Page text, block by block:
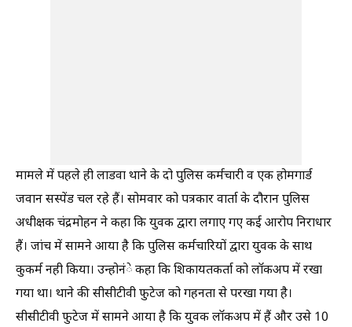
मामले में पहले ही लाडवा थाने के दो पुलिस कर्मचारी व एक होमगार्ड
जवान सस्पेंड चल रहे हैं। सोमवार को पत्रकार वार्ता के दौरान पुलिस
अधीक्षक चंद्रमोहन ने कहा कि युवक द्वारा लगाए गए कई आरोप निराधार
हैं। जांच में सामने आया है कि पुलिस कर्मचारियों द्वारा युवक के साथ
कुकर्म नही किया। उन्होनंे कहा कि शिकायतकर्ता को लॉकअप में रखा
गया था। थाने की सीसीटीवी फुटेज को गहनता से परखा गया है।
सीसीटीवी फुटेज में सामने आया है कि युवक लॉकअप में हैं और उसे 10